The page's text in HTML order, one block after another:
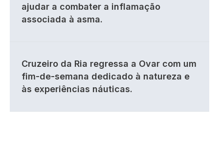
ajudar a combater a inflamação
associada à asma.
Cruzeiro da Ria regressa a Ovar com um
fim-de-semana dedicado à natureza e
às experiências náuticas.